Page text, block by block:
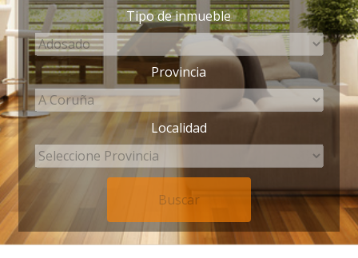
Tipo de inmueble
Provincia
Localidad